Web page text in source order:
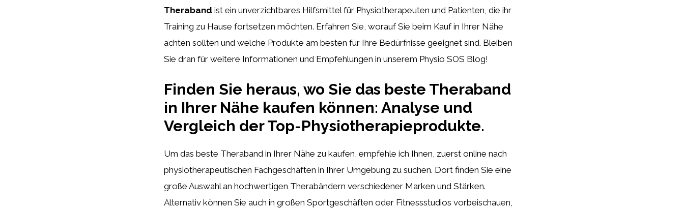
Theraband ist ein unverzichtbares Hilfsmittel für Physiotherapeuten und Patienten, die ihr
Training zu Hause fortsetzen möchten. Erfahren Sie, worauf Sie beim Kauf in Ihrer Nähe
achten sollten und welche Produkte am besten für Ihre Bedürfnisse geeignet sind. Bleiben
Sie dran für weitere Informationen und Empfehlungen in unserem Physio SOS Blog!
Finden Sie heraus, wo Sie das beste Theraband
in Ihrer Nähe kaufen können: Analyse und
Vergleich der Top-Physiotherapieprodukte.
Um das beste Theraband in Ihrer Nähe zu kaufen, empfehle ich Ihnen, zuerst online nach
physiotherapeutischen Fachgeschäften in Ihrer Umgebung zu suchen. Dort finden Sie eine
große Auswahl an hochwertigen Therabändern verschiedener Marken und Stärken.
Alternativ können Sie auch in großen Sportgeschäften oder Fitnessstudios vorbeischauen,